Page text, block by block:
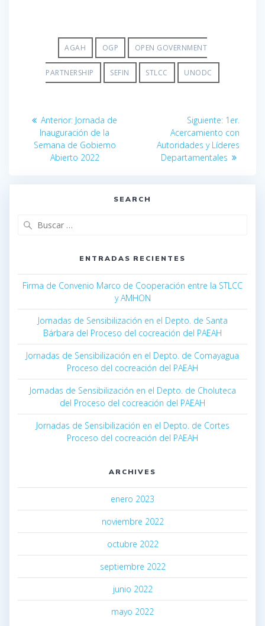
AGAH OGP OPEN GOVERNMENT
PARTNERSHIP SEFIN STLCC UNODC
Anterior: Jornada de
Inauguración de la
Semana de Gobierno
Abierto 2022
Siguiente: 1er.
Acercamiento con
Autoridades y Líderes
Departamentales
SEARCH
ENTRADAS RECIENTES
Firma de Convenio Marco de Cooperación entre la STLCC
y AMHON
Jornadas de Sensibilización en el Depto. de Santa
Bárbara del Proceso del cocreación del PAEAH
Jornadas de Sensibilización en el Depto. de Comayagua
Proceso del cocreación del PAEAH
Jornadas de Sensibilización en el Depto. de Choluteca
del Proceso del cocreación del PAEAH
Jornadas de Sensibilización en el Depto. de Cortes
Proceso del cocreación del PAEAH
ARCHIVES
enero 2023
noviembre 2022
octubre 2022
septiembre 2022
junio 2022
mayo 2022